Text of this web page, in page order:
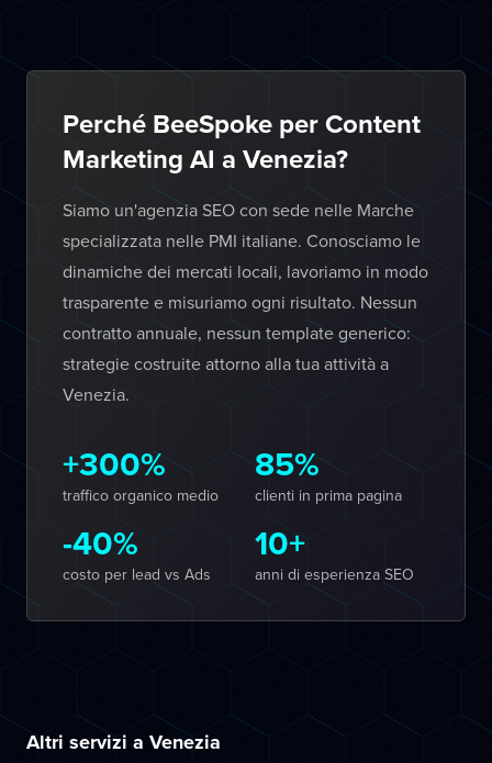
Perché BeeSpoke per Content
Marketing AI a Venezia?
Siamo un'agenzia SEO con sede nelle Marche
specializzata nelle PMI italiane. Conosciamo le
dinamiche dei mercati locali, lavoriamo in modo
trasparente e misuriamo ogni risultato. Nessun
contratto annuale, nessun template generico:
strategie costruite attorno alla tua attività a
Venezia.
+300%
traffico organico medio
85%
clienti in prima pagina
-40%
costo per lead vs Ads
10+
anni di esperienza SEO
Altri servizi a Venezia